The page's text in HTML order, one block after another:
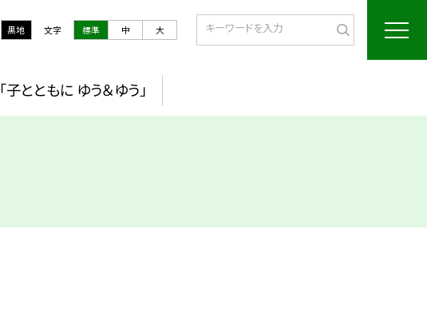
黒地 文字 標準 中 大
「子とともに ゆう＆ゆう」